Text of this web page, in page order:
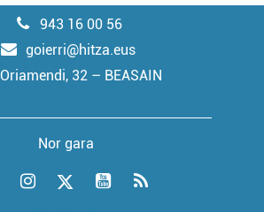
943 16 00 56
goierri@hitza.eus
Oriamendi, 32 – BEASAIN
Nor gara